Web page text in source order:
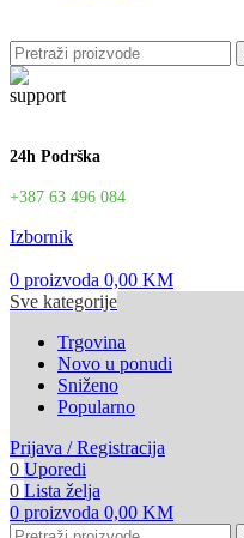
24h Podrška
+387 63 496 084
Izbornik
0 proizvoda 0,00 KM
Sve kategorije
Trgovina
Novo u ponudi
Sniženo
Popularno
Prijava / Registracija
0 Uporedi
0 Lista želja
0 proizvoda 0,00 KM